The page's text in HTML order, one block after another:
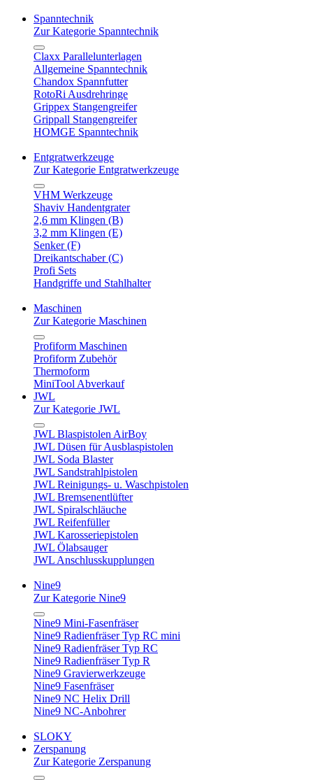
Spanntechnik
Zur Kategorie Spanntechnik
Claxx Parallelunterlagen
Allgemeine Spanntechnik
Chandox Spannfutter
RotoRi Ausdrehringe
Grippex Stangengreifer
Grippall Stangengreifer
HOMGE Spanntechnik
Entgratwerkzeuge
Zur Kategorie Entgratwerkzeuge
VHM Werkzeuge
Shaviv Handentgrater
2,6 mm Klingen (B)
3,2 mm Klingen (E)
Senker (F)
Dreikantschaber (C)
Profi Sets
Handgriffe und Stahlhalter
Maschinen
Zur Kategorie Maschinen
Profiform Maschinen
Profiform Zubehör
Thermoform
MiniTool Abverkauf
JWL
Zur Kategorie JWL
JWL Blaspistolen AirBoy
JWL Düsen für Ausblaspistolen
JWL Soda Blaster
JWL Sandstrahlpistolen
JWL Reinigungs- u. Waschpistolen
JWL Bremsenentlüfter
JWL Spiralschläuche
JWL Reifenfüller
JWL Karosseriepistolen
JWL Ölabsauger
JWL Anschlusskupplungen
Nine9
Zur Kategorie Nine9
Nine9 Mini-Fasenfräser
Nine9 Radienfräser Typ RC mini
Nine9 Radienfräser Typ RC
Nine9 Radienfräser Typ R
Nine9 Gravierwerkzeuge
Nine9 Fasenfräser
Nine9 NC Helix Drill
Nine9 NC-Anbohrer
SLOKY
Zerspanung
Zur Kategorie Zerspanung